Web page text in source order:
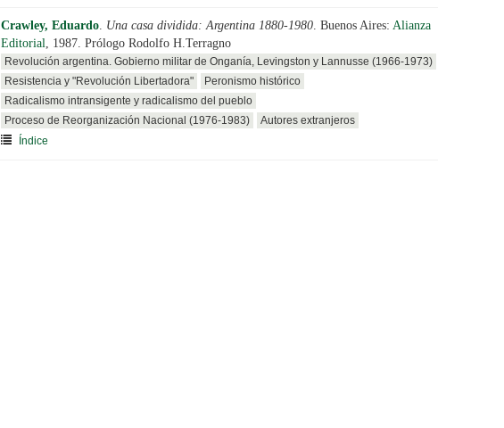
Crawley, Eduardo. Una casa dividida: Argentina 1880-1980. Buenos Aires: Alianza
Editorial, 1987. Prólogo Rodolfo H.Terragno
Revolución argentina. Gobierno militar de Onganía, Levingston y Lannusse (1966-1973)
Resistencia y "Revolución Libertadora"
Peronismo histórico
Radicalismo intransigente y radicalismo del pueblo
Proceso de Reorganización Nacional (1976-1983)
Autores extranjeros
Índice